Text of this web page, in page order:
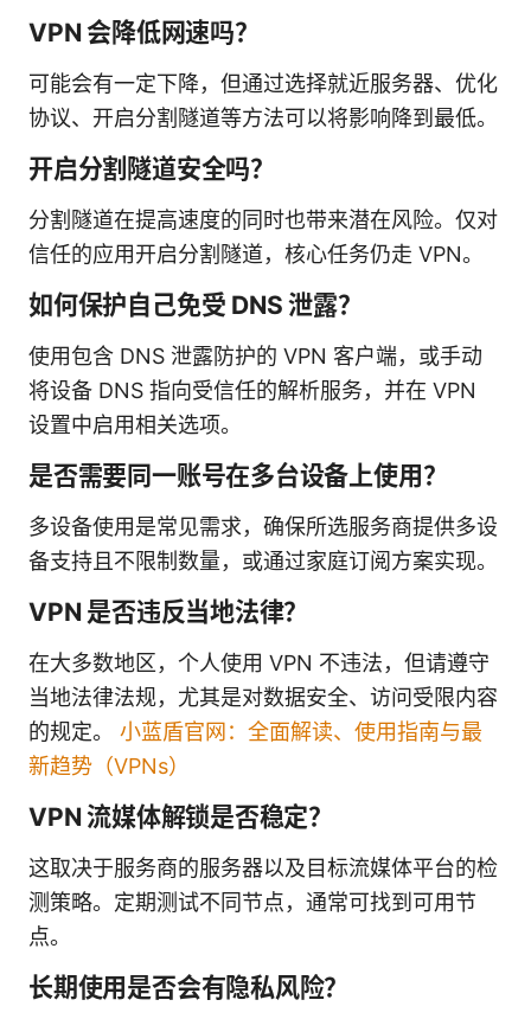
VPN 会降低网速吗？
可能会有一定下降，但通过选择就近服务器、优化
协议、开启分割隧道等方法可以将影响降到最低。
开启分割隧道安全吗？
分割隧道在提高速度的同时也带来潜在风险。仅对
信任的应用开启分割隧道，核心任务仍走 VPN。
如何保护自己免受 DNS 泄露？
使用包含 DNS 泄露防护的 VPN 客户端，或手动
将设备 DNS 指向受信任的解析服务，并在 VPN
设置中启用相关选项。
是否需要同一账号在多台设备上使用？
多设备使用是常见需求，确保所选服务商提供多设
备支持且不限制数量，或通过家庭订阅方案实现。
VPN 是否违反当地法律？
在大多数地区，个人使用 VPN 不违法，但请遵守
当地法律法规，尤其是对数据安全、访问受限内容
的规定。 小蓝盾官网：全面解读、使用指南与最
新趋势（VPNs）
VPN 流媒体解锁是否稳定？
这取决于服务商的服务器以及目标流媒体平台的检
测策略。定期测试不同节点，通常可找到可用节
点。
长期使用是否会有隐私风险？